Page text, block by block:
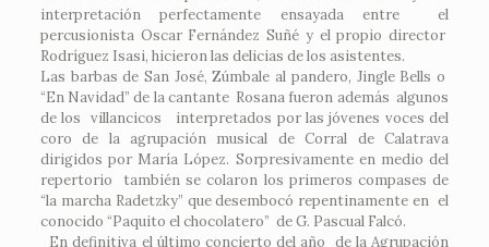
interpretación perfectamente ensayada entre el
percusionista Oscar Fernández Suñé y el propio director
Rodríguez Isasi, hicieron las delicias de los asistentes.
Las barbas de San José, Zúmbale al pandero, Jingle Bells o
“En Navidad” de la cantante Rosana fueron además algunos
de los villancicos interpretados por las jóvenes voces del
coro de la agrupación musical de Corral de Calatrava
dirigidos por María López. Sorpresivamente en medio del
repertorio también se colaron los primeros compases de
“la marcha Radetzky” que desembocó repentinamente en el
conocido “Paquito el chocolatero” de G. Pascual Falcó.
En definitiva el último concierto del año de la Agrupación